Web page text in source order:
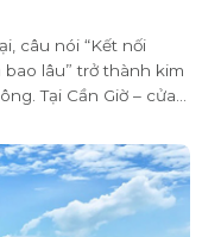
câu nói “Kết nối
lâu” trở thành kim
Tại Cần Giờ – cửa
– sinh thái mang
giao thông đa
chuyển